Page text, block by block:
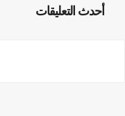
أحدث التعليقات